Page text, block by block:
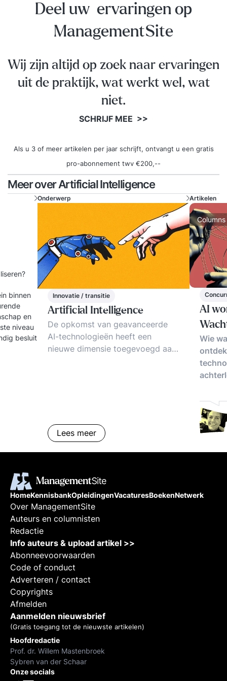
Deel uw ervaringen op
ManagementSite
Wij zijn altijd op zoek naar ervaringen
uit de praktijk, wat werkt wel, wat
niet.
SCHRIJF MEE >>
Als u 3 of meer artikelen per jaar schrijft, ontvangt u een gratis
pro-abonnement twv €200,--
Meer over Artificial Intelligence
binnen
en
niveau
besluit
Onderwerp
Innovatie / transitie
Artificial Intelligence
De opkomst van geavanceerde
AI-technologieën heeft een
nieuwe dimensie toegevoegd aan
door OpenAI. Deze kennisbank-
geeft een overzicht van de
effecten op verschillende
managementaspecten. Van
automatisering tot verbeterde
een revolutie in de manier waarop
bedrijven opereren en interactie
met klanten onderhouden. Door
het potentieel van GPT-4 te
begrijpen, kunnen managers en
voorbereiden op de toekomst van
de bedrijfsvoering.
Lees meer
Artikelen
Columns
AI
Wie
HomeKennisbankOpleidingenVacaturesBoekenNetwerk
Over ManagementSite
Auteurs en columnisten
Redactie
Info auteurs & upload artikel >>
Abonneevoorwaarden
Code of conduct
Adverteren / contact
Copyrights
Afmelden
Aanmelden nieuwsbrief
(Gratis toegang tot de nieuwste artikelen)
Hoofdredactie
Prof. dr. Willem Mastenbroek
Sybren van der Schaar
Onze socials